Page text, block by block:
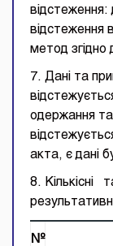
відстеження
метод згідно
7. Дані та
одержання
акта, є дані
8. Кількісні
№